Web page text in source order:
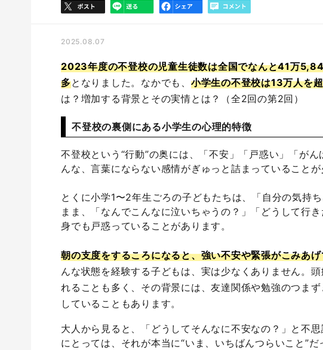
2025.08.07
2023年度の不登校の児童生徒数は全国でなんと41万
多となりました。なかでも、 小学生の不登校は13万人を
は？増加する背景とその実情とは？（全2回の第2回）
不登校の裏側にある小学生の心理的特徴
不登校という“行動”の奥には、「不安」「戸惑い」「が
んな、言葉にならない感情がぎゅっと詰まっていることが
とくに小学1〜2年生ごろの子どもたちは、「自分の気持
まま、「なんでこんなに泣いちゃうの？」「どうして行
身でも戸惑っていることがあります。
朝の支度をするころになると、強い不安や緊張がこみあ
んな状態を経験する子どもは、実は少なくありません。
れることも多く、その背景には、友達関係や勉強のつま
していることもあります。
大人から見ると、「どうしてそんなに不安なの？」と不
にとっては、それが本当に“いま、いちばんつらいこと”だ